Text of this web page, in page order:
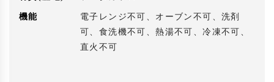
機能
電子レンジ不可、オーブン不可、洗剤
可、食洗機不可、熱湯不可、冷凍不可、
直火不可